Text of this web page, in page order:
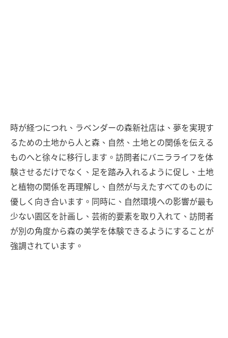
時が経つにつれ、ラベンダーの森新社店は、夢を実現す
るための土地から人と森、自然、土地との関係を伝える
ものへと徐々に移行します。訪問者にバニラライフを体
験させるだけでなく、足を踏み入れるように促し、土地
と植物の関係を再理解し、自然が与えたすべてのものに
優しく向き合います。同時に、自然環境への影響が最も
少ない園区を計画し、芸術的要素を取り入れて、訪問者
が別の角度から森の美学を体験できるようにすることが
強調されています。